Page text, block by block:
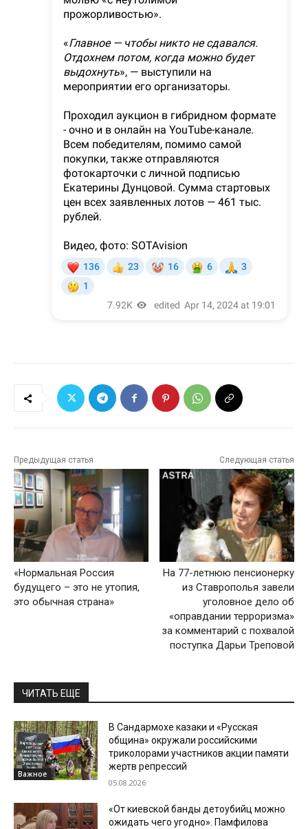
Предыдущая статья
«Нормальная Россия
будущего – это не утопия,
это обычная страна»
Следующая статья
На 77-летнюю пенсионерку
из Ставрополья завели
уголовное дело об
«оправдании терроризма»
за комментарий с похвалой
поступка Дарьи Треповой
ЧИТАТЬ ЕЩЕ
Важное
В Сандармохе казаки и «Русская
община» окружали российскими
триколорами участников акции памяти
жертв репрессий
05.08.2026
«От киевской банды детоубийц можно
ожидать чего угодно». Памфилова